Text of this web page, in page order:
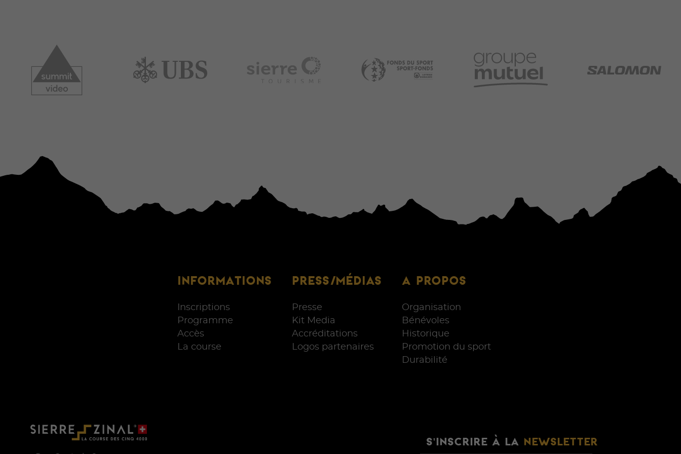
INFORMATIONS
Inscriptions
Programme
Accès
La course
PRESS/MÉDIAS
Presse
Kit Media
Accréditations
Logos partenaires
A PROPOS
Organisation
Bénévoles
Historique
Promotion du sport
Durabilité
S'INSCRIRE À LA NEWSLETTER